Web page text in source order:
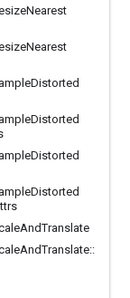
Nearest
Nearest
Distorted
Distorted
Distorted
Distorted
AndTranslate
AndTranslate::